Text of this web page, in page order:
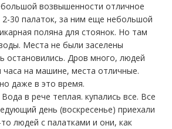
возвышенности отличное
2-30 палаток, за ним еще небольшой
поляна для стоянок. Но там
Места не были заселены
остановились. Дров много, людей
на машине, места отличные.
даже в это время.
в рече теплая. купались все. Все
день (воскресенье) приехали
то людей с палатками и они, как